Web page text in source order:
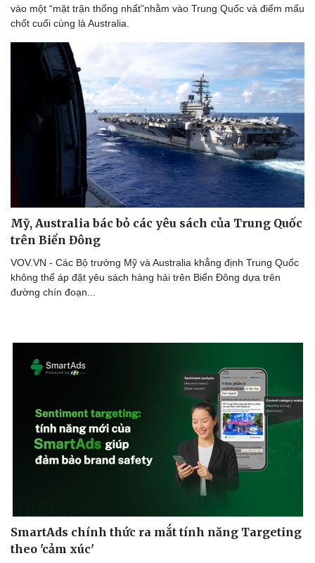
Dinh dưỡng - món ngon
Làm đẹp - giảm cân
Phòng mạch online
Ăn sạch sống khỏe
Đời sống
Nhà đẹp
Blog
Tình yêu - Gia đình
vào một “mặt trận thống nhất”nhằm vào Trung Quốc và điểm mấu
chốt cuối cùng là Australia.
Mỹ, Australia bác bỏ các yêu sách của Trung Quốc
trên Biển Đông
VOV.VN - Các Bộ trưởng Mỹ và Australia khẳng định Trung Quốc
không thể áp đặt yêu sách hàng hải trên Biển Đông dựa trên
đường chín đoạn...
SmartAds chính thức ra mắt tính năng Targeting
theo 'cảm xúc'